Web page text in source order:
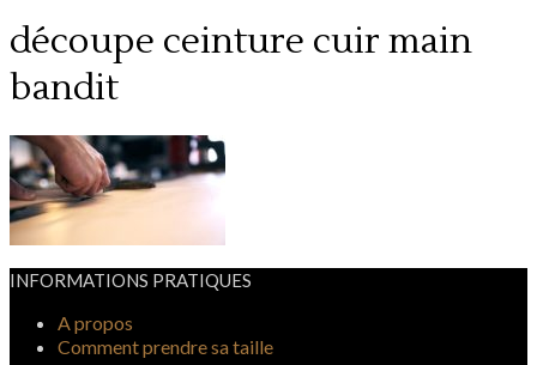
découpe ceinture cuir main
bandit
INFORMATIONS PRATIQUES
A propos
Comment prendre sa taille